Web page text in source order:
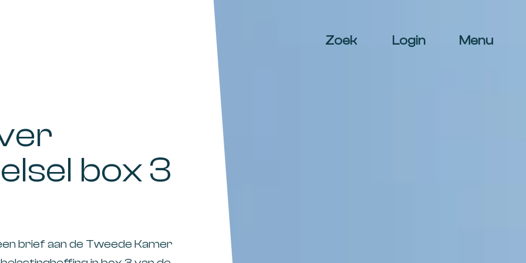
Zoek Login Menu
box 3
brief aan de Tweede Kamer